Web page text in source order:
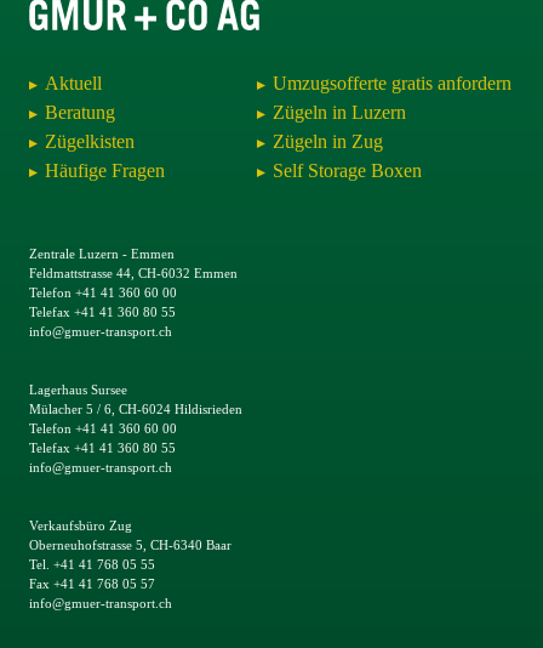
Aktuell
Beratung
Zügelkisten
Häufige Fragen
Umzugsofferte gratis anfordern
Zügeln in Luzern
Zügeln in Zug
Self Storage Boxen
Zentrale Luzern - Emmen
Feldmattstrasse 44, CH-6032 Emmen
Telefon +41 41 360 60 00
Telefax +41 41 360 80 55
info@gmuer-transport.ch
Lagerhaus Sursee
Mülacher 5 / 6, CH-6024 Hildisrieden
Telefon +41 41 360 60 00
Telefax +41 41 360 80 55
info@gmuer-transport.ch
Verkaufsbüro Zug
Oberneuhofstrasse 5, CH-6340 Baar
Tel. +41 41 768 05 55
Fax +41 41 768 05 57
info@gmuer-transport.ch